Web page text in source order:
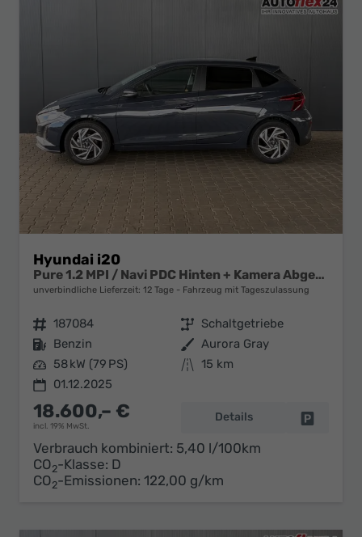
Hyundai i20
Pure 1.2 MPI / Navi PDC Hinten + Kamera Abgedunkelte Scheiben Tempomat Alu 16"
unverbindliche Lieferzeit: 12 Tage Fahrzeug mit Tageszulassung
Fahrzeugnr. 187084 Getriebe Schaltgetriebe
Kraftstoff Benzin Außenfarbe Aurora Gray
Leistung 58 kW (79 PS) Kilometerstand 15 km
01.12.2025
18.600,– €
incl. 19% MwSt.
Details
Verbrauch kombiniert: 5,40 l/100km
CO2-Klasse: D
CO2-Emissionen: 122,00 g/km